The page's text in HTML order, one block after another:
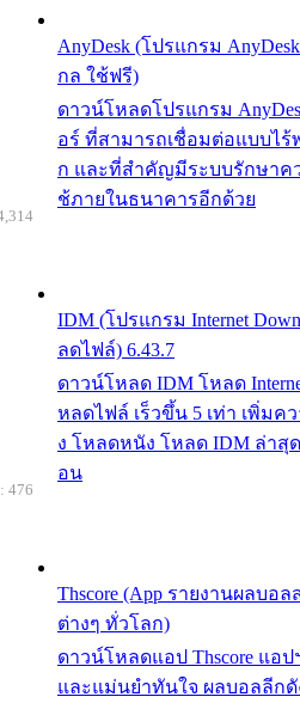
AnyDesk (โปรแกรม
กล ใช้ฟรี)
ดาวน์โหลดโปรแกรม
อร์ ที่สามารถเชื่อมต่อแบบไ
ก และที่สำคัญมีระบบรักษาค
ช้ภายในธนาคารอีกด้วย
IDM (โปรแกรม Internet
ลดไฟล์) 6.43.7
ดาวน์โหลด IDM โหลด
หลดไฟล์ เร็วขึ้น 5 เท่า เพิ่มค
ง โหลดหนัง โหลด IDM ล่าสุ
อน
Thscore (App รายงานผลบ
ต่างๆ ทั่วโลก)
ดาวน์โหลดแอป Thscore แอ
และแม่นยำทันใจ ผลบอลลีก
476